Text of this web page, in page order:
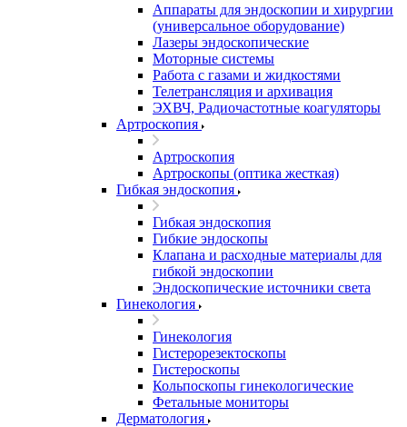
Аппараты для эндоскопии и хирургии
(универсальное оборудование)
Лазеры эндоскопические
Моторные системы
Работа с газами и жидкостями
Телетрансляция и архивация
ЭХВЧ, Радиочастотные коагуляторы
Артроскопия
Артроскопия
Артроскопы (оптика жесткая)
Гибкая эндоскопия
Гибкая эндоскопия
Гибкие эндоскопы
Клапана и расходные материалы для
гибкой эндоскопии
Эндоскопические источники света
Гинекология
Гинекология
Гистерорезектоскопы
Гистероскопы
Кольпоскопы гинекологические
Фетальные мониторы
Дерматология